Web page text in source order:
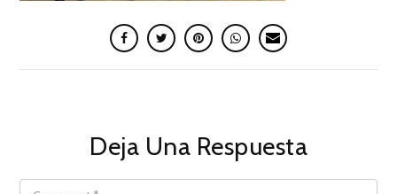
Deja Una Respuesta
COMMENT